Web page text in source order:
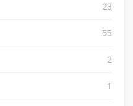
23
55
2
1